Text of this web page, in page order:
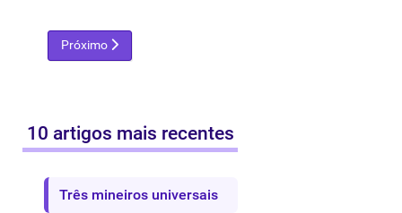
Próximo artigo: Apropriações e Aglutinações de Anita Colli
Próximo
10 artigos mais recentes
Três mineiros universais